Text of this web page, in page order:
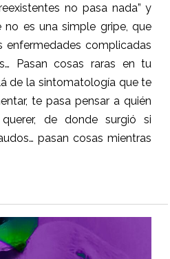
no pasa nada” y
no es una simple gripe, que
enfermedades complicadas
Pasan cosas raras en tu
de la sintomatología que te
te pasa pensar a quién
de donde surgió si
pasan cosas mientras